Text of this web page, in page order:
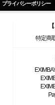
プライバシーポリシー
特定商